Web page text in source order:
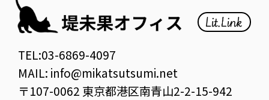
TEL:03-6869-4097
MAIL: info@mikatsutsumi.net
〒107-0062 東京都港区南青山2-2-15-942